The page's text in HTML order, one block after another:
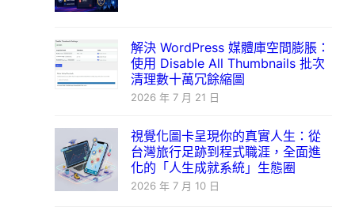
解決 WordPress 媒體庫空間膨脹：
使用 Disable All Thumbnails 批次
清理數十萬冗餘縮圖
2026 年 7 月 21 日
視覺化圖卡呈現你的真實人生：從
台灣旅行足跡到程式職涯，全面進
化的「人生成就系統」生態圈
2026 年 7 月 10 日